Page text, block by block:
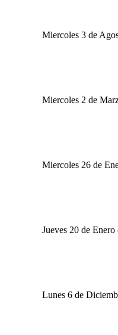
Miercoles 3 de
Miercoles 2 de
Miercoles 26 de
Jueves 20 de Enero
Lunes 6 de